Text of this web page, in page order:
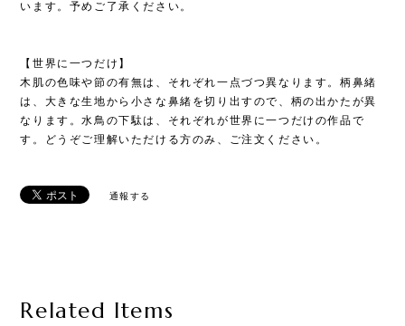
います。予めご了承ください。
【世界に一つだけ】
木肌の色味や節の有無は、それぞれ一点づつ異なります。柄鼻緒
は、大きな生地から小さな鼻緒を切り出すので、柄の出かたが異
なります。水鳥の下駄は、それぞれが世界に一つだけの作品で
す。どうぞご理解いただける方のみ、ご注文ください。
通報する
Related Items